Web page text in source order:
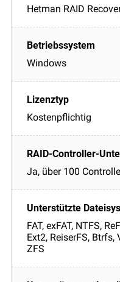
Hetman RAID
Windows
Kostenpflichtig
Ja, über 100
FAT, exFAT, NTFS,
Ext2, ReiserFS, Btrfs,
ZFS